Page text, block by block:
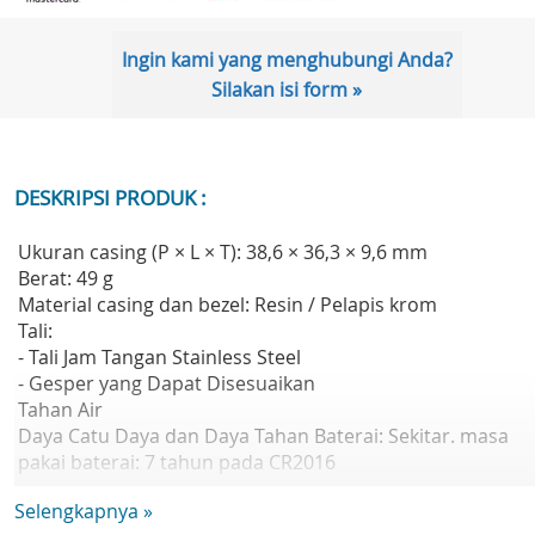
Ingin kami yang menghubungi Anda?
Silakan isi form »
DESKRIPSI PRODUK :
Ukuran casing (P × L × T): 38,6 × 36,3 × 9,6 mm
Berat: 49 g
Material casing dan bezel: Resin / Pelapis krom
Tali:
- Tali Jam Tangan Stainless Steel
- Gesper yang Dapat Disesuaikan
Tahan Air
Daya Catu Daya dan Daya Tahan Baterai: Sekitar. masa
pakai baterai: 7 tahun pada CR2016
Ukuran tali yang kompatibel: 145 hingga 205 mm
Selengkapnya »